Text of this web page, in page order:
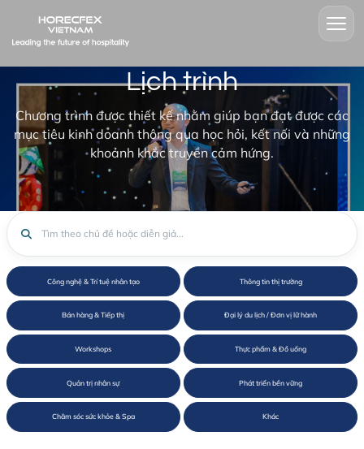
Lịch trình
Chương trình được thiết kế nhằm giúp bạn đạt được các
mục tiêu kinh doanh thông qua học hỏi, kết nối và những
khoảnh khắc truyền cảm hứng.
Công nghệ & Trí tuệ nhân tạo Thông tin thị
Đại lý du lịch / Đơn